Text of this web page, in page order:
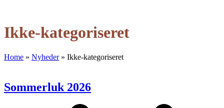
menu
menu
Ikke-kategoriseret
Home » Nyheder» Ikke-kategoriseret
Sommerluk 2026